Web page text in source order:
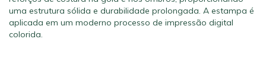
uma estrutura sólida e durabilidade prolongada. A estampa é
aplicada em um moderno processo de impressão digital
colorida.